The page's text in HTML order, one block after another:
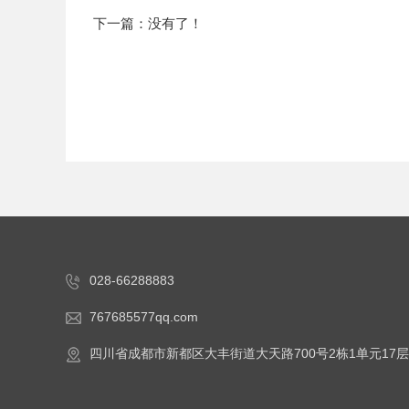
下一篇：没有了！
028-66288883
767685577qq.com
四川省成都市新都区大丰街道大天路700号2栋1单元17